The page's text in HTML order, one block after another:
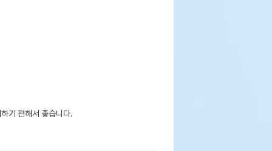
기 편해서 좋습니다.